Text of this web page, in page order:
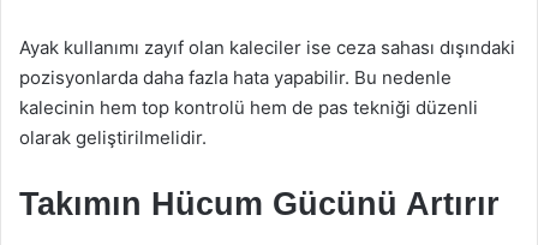
Ayak kullanımı zayıf olan kaleciler ise ceza sahası dışındaki
pozisyonlarda daha fazla hata yapabilir. Bu nedenle
kalecinin hem top kontrolü hem de pas tekniği düzenli
olarak geliştirilmelidir.
Takımın Hücum Gücünü Artırır